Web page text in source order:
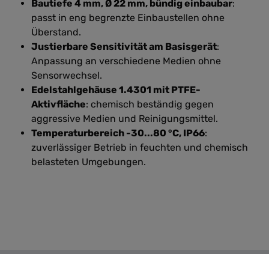
Bautiefe 4 mm, Ø 22 mm, bündig einbaubar:
passt in eng begrenzte Einbaustellen ohne
Überstand.
Justierbare Sensitivität am Basisgerät:
Anpassung an verschiedene Medien ohne
Sensorwechsel.
Edelstahlgehäuse 1.4301 mit PTFE-
Aktivfläche: chemisch beständig gegen
aggressive Medien und Reinigungsmittel.
Temperaturbereich -30...80 °C, IP66:
zuverlässiger Betrieb in feuchten und chemisch
belasteten Umgebungen.